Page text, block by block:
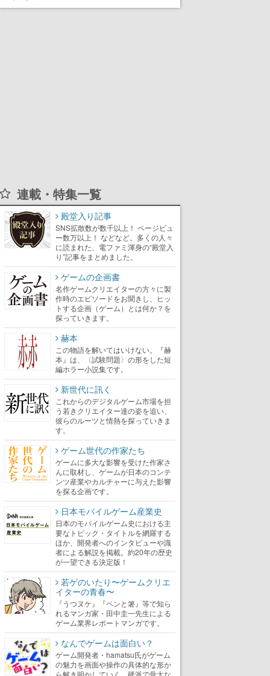
連載・特集一覧
殿堂入り記事
SNS拡散数が数千以上！ ページビュ
ー数万以上！ などなど。多くの人々
に読まれた、電ファミ渾身の“殿堂入
り”記事をまとめました。
ゲームの企画書
名作ゲームクリエイターの方々に製
作時のエピソードをお聞きし、ヒッ
トする企画（ゲーム）とは何か？を
探っていきます。
赫本
この物語を解いてはいけない。『赫
本』は、〈試験問題〉の形をした短
編ホラー小説集です。
新世代に訊く
これからのデジタルゲーム市場を担
う若きクリエイター達の姿を追い、
彼らのルーツと情熱を探っていきま
す。
ゲーム世代の作家たち
ゲームに多大な影響を受けた作家さ
んに取材し、ゲームが日本のコンテ
ンツ産業やカルチャーに与えた影響
を探る企画です。
日本モバイルゲーム産業史
日本のモバイルゲーム史における主
要なトピック・タイトルを網羅する
ほか、開発者へのインタビューや識
者による解説を掲載。約20年の歴史
が一望できる決定版！
若ゲのいたり〜ゲームクリエ
イターの青春〜
『うつヌケ』『ペンと箸』等で知ら
れるマンガ家・田中圭一先生による
ゲーム業界レポートマンガです。
なんでゲームは面白い？
ゲーム開発者・hamatsu氏がゲーム
の魅力を画面や操作の具体的な形か